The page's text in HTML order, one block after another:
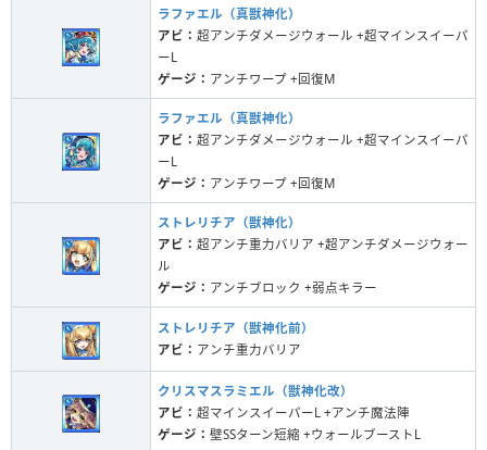
ラファエル（真獣神化）
アビ： 超アンチダメージウォール +超マインスイーパ
ーL
ゲージ： アンチワープ +回復M
ラファエル（真獣神化）
アビ： 超アンチダメージウォール +超マインスイーパ
ーL
ゲージ： アンチワープ +回復M
ストレリチア（獣神化）
アビ： 超アンチ重力バリア +超アンチダメージウォー
ル
ゲージ： アンチブロック +弱点キラー
ストレリチア（獣神化前）
アビ： アンチ重力バリア
クリスマスラミエル（獣神化改）
アビ： 超マインスイーパーL +アンチ魔法陣
ゲージ： 壁SSターン短縮 +ウォールブーストL